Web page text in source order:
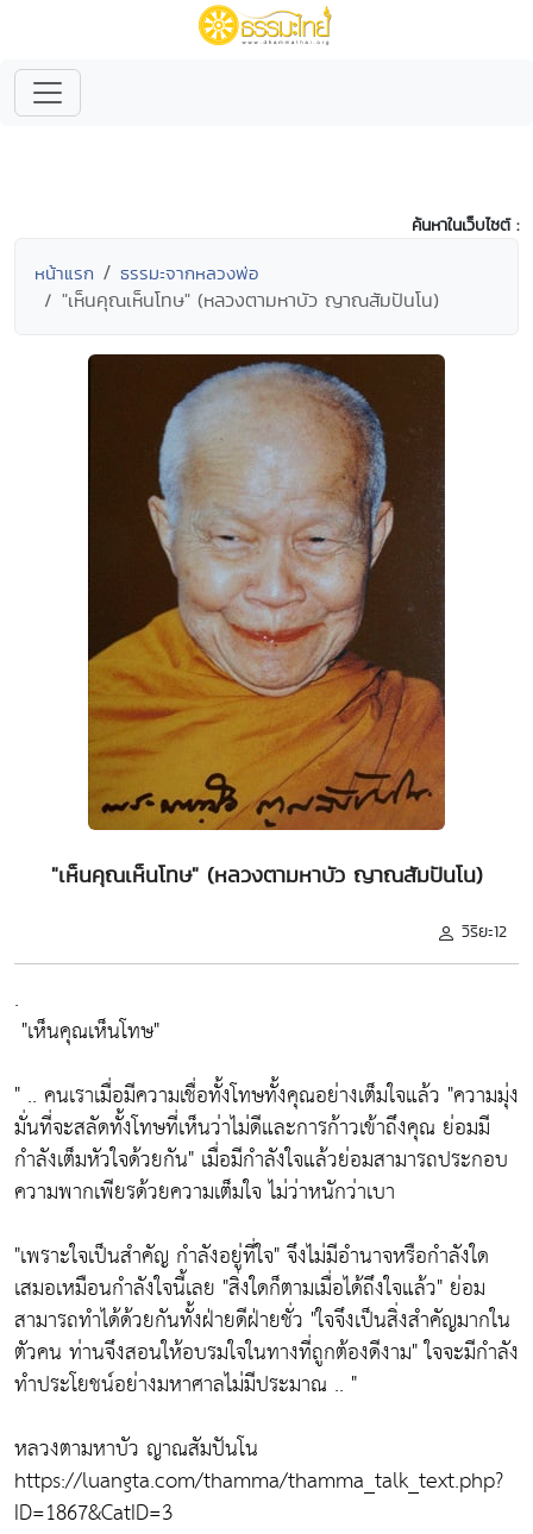
ค้นหาในเว็บไซต์ :
หน้าแรก ธรรมะจากหลวงพ่อ
"เห็นคุณเห็นโทษ" (หลวงตามหาบัว ญาณสัมปันโน)
"เห็นคุณเห็นโทษ" (หลวงตามหาบัว ญาณสัมปันโน)
วิริยะ12
.
"เห็นคุณเห็นโทษ"
" .. คนเราเมื่อมีความเชื่อทั้งโทษทั้งคุณอย่างเต็มใจแล้ว "ความมุ่ง
มั่นที่จะสลัดทั้งโทษที่เห็นว่าไม่ดีและการก้าวเข้าถึงคุณ ย่อมมี
กำลังเต็มหัวใจด้วยกัน" เมื่อมีกำลังใจแล้วย่อมสามารถประกอบ
ความพากเพียรด้วยความเต็มใจ ไม่ว่าหนักว่าเบา
"เพราะใจเป็นสำคัญ กำลังอยู่ที่ใจ"จึงไม่มีอำนาจหรือกำลังใด
เสมอเหมือนกำลังใจนี้เลย "สิ่งใดก็ตามเมื่อได้ถึงใจแล้ว" ย่อม
สามารถทำได้ด้วยกันทั้งฝ่ายดีฝ่ายชั่ว "ใจจึงเป็นสิ่งสำคัญมากใน
ตัวคน ท่านจึงสอนให้อบรมใจในทางที่ถูกต้องดีงาม"ใจจะมีกำลัง
ทำประโยชน์อย่างมหาศาลไม่มีประมาณ .. "
หลวงตามหาบัว ญาณสัมปันโน
https://luangta.com/thamma/thamma_talk_text.php?
ID=1867&CatID=3